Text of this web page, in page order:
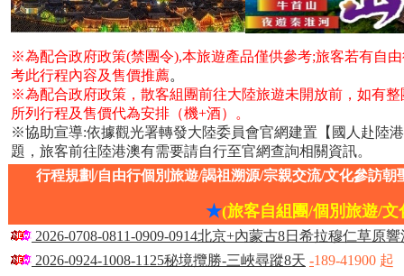
※為配合政府政策(禁團令),本旅遊產品僅供參考;旅客若有自
考此行程內容及售價推薦。
※為配合政府政策，散客組團前往大陸旅遊未開放前，如有
所列行程及售價代為安排（機+酒）。
※協助宣導:依據觀光署轉發大陸委員會官網建置【國人赴陸
題，旅客前往陸港澳有需要請自行至官網查詢相關資訊。
行程規劃/自由行個別旅遊/謁祖溯源/宗親交流/文化參訪
★(旅客自組團/個別旅遊/文
2026-0708-0811-0909-0914北京+內蒙古8日希拉穆仁草原
2026-0924-1008-1125秘境攬勝-三峽尋蹤8天 -189-41900 起